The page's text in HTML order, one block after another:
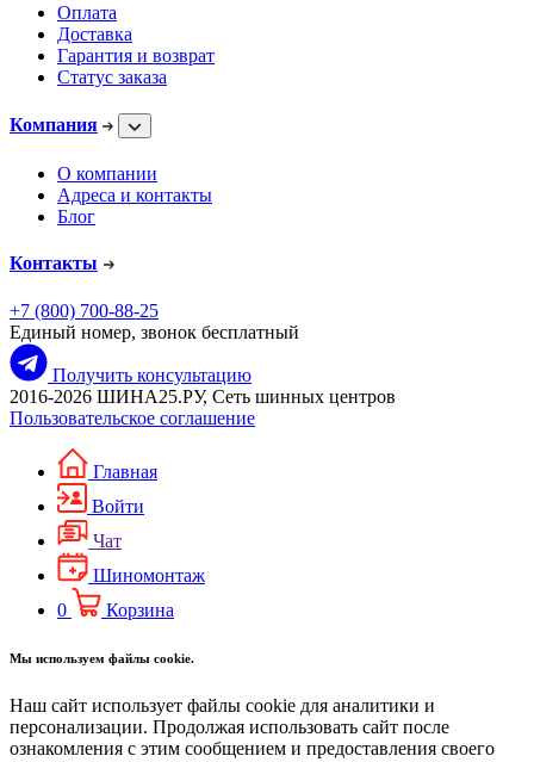
Оплата
Доставка
Гарантия и возврат
Статус заказа
Компания
О компании
Адреса и контакты
Блог
Контакты
+7 (800) 700-88-25
Единый номер, звонок бесплатный
Получить консультацию
2016-2026 ШИНА25.РУ, Сеть шинных центров
Пользовательское соглашение
Главная
Войти
Чат
Шиномонтаж
0
Корзина
Мы используем файлы cookie.
Наш сайт использует файлы cookie для аналитики и
персонализации. Продолжая использовать сайт после
ознакомления с этим сообщением и предоставления своего